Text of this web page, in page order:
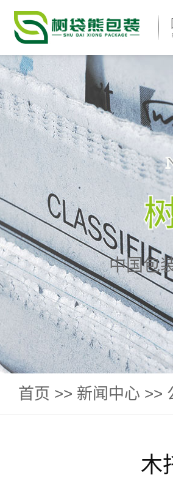
中国包
首页 >> 新闻中心 >>
木